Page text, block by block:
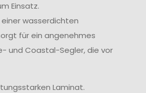
Einsatz.
wasserdichten
für ein angenehmes
und Coastal-Segler, die vor
Laminat.